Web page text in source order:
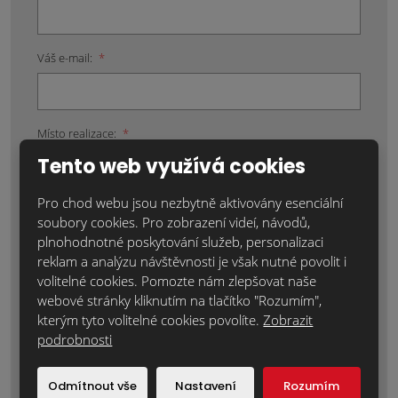
Váš e-mail: *
Místo realizace: *
Položky označené hvězdičkou (*) jsou povinné.
Souhlasím se zpracovánímosobních údajů.
Text zprávy *
Tento web využívá cookies
Pro chod webu jsou nezbytně aktivovány esenciální
soubory cookies. Pro zobrazení videí, návodů,
plnohodnotné poskytování služeb, personalizaci
reklam a analýzu návštěvnosti je však nutné povolit i
volitelné cookies. Pomozte nám zlepšovat naše
webové stránky kliknutím na tlačítko "Rozumím",
kterým tyto volitelné cookies povolíte.Zobrazit
podrobnosti
Odmítnout vše Nastavení Rozumím